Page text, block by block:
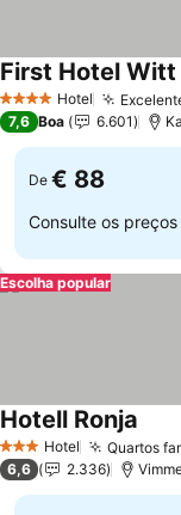
4 EstrelasHotel
First Hotel Witt
7,6 Boa 6.601
De € 88
Consulte os
Escolha popular
3 EstrelasHotel Quartos
Hotell Ronja
6,6 2.336